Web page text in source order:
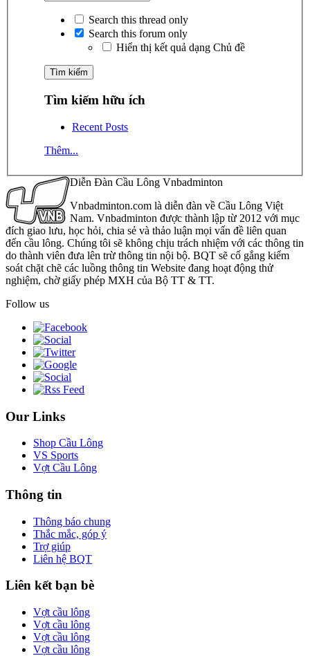
Search this thread only
Search this forum only
Hiển thị kết quả dạng Chủ đề
Tìm kiếm hữu ích
Recent Posts
Thêm...
Diễn Đàn Cầu Lông Vnbadminton
Vnbadminton.com là diễn đàn về Cầu Lông Việt
Nam. Vnbadminton được thành lập từ 2012 với mục
đích giao lưu, học hỏi, chia sẻ và thảo luận mọi vấn đề liên quan
đến cầu lông. Chúng tôi sẽ không chịu trách nhiệm với các thông tin
do thành viên đưa lên trừ thông tin nội bộ. BQT sẽ cố gắng kiểm
soát chặt chẽ các luồng thông tin Website đang hoạt động thử
nghiệm, chờ giấy phép MXH của Bộ TT & TT.
Follow us
Our Links
Shop Cầu Lông
VS Sports
Vợt Cầu Lông
Thông tin
Thông báo chung
Thắc mắc, góp ý
Trợ giúp
Liên hệ BQT
Liên kết bạn bè
Vợt cầu lông
Vợt cầu lông
Vợt cầu lông
Vợt cầu lông